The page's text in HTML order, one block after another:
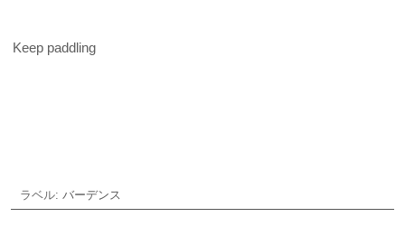
Keep paddling
ラベル: バーデンス